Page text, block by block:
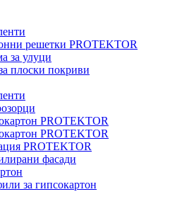
решетки PROTEKTOR
за улуци
плоски покриви
PROTEKTOR
PROTEKTOR
PROTEKTOR
фасади
за гипсокартон